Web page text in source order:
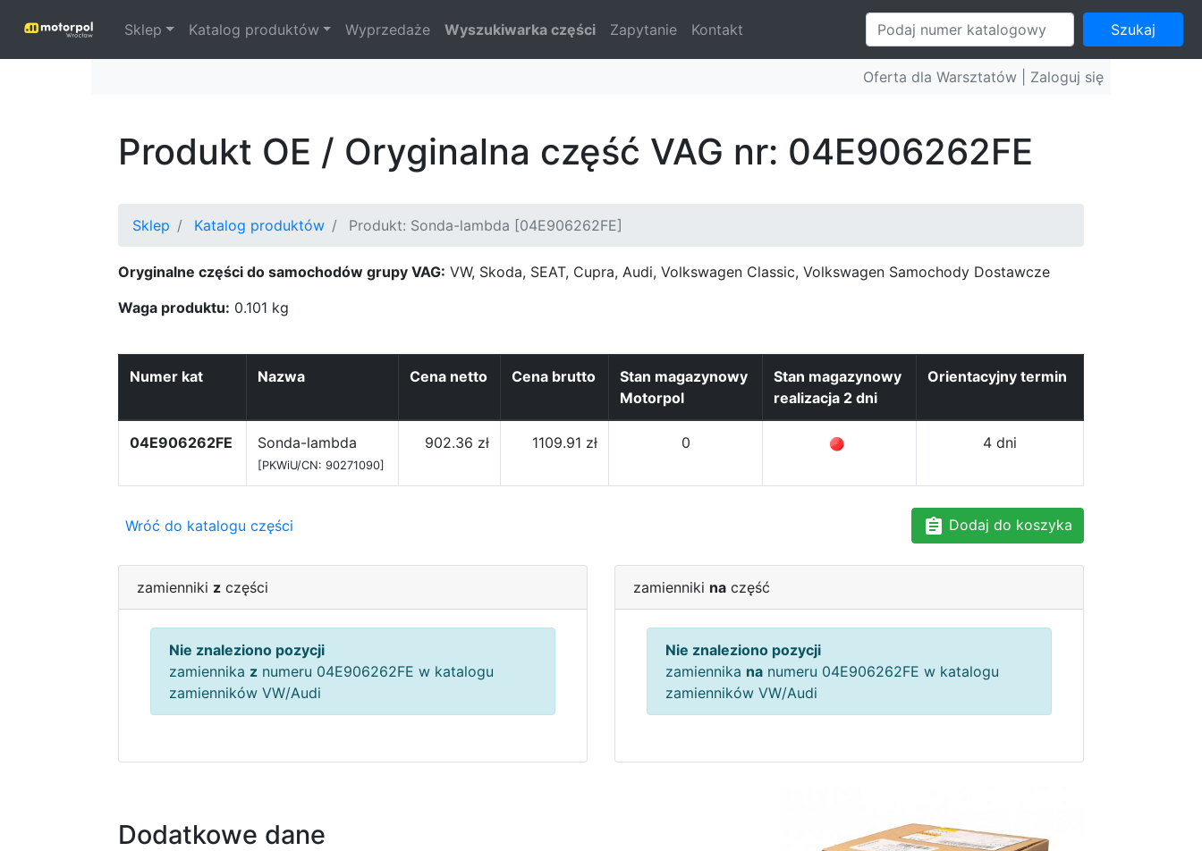
Sklep Katalog produktów Wyprzedaże Wyszukiwarka części Zapytanie Kontakt Szukaj
Oferta dla Warsztatów | Zaloguj się
Produkt OE / Oryginalna część VAG nr: 04E906262FE
Sklep Katalog produktów Produkt: Sonda-lambda [04E906262FE]
Oryginalne części do samochodów grupy VAG: VW, Skoda, SEAT, Cupra, Audi, Volkswagen Classic, Volkswagen Samochody Dostawcze
Waga produktu: 0.101 kg
Numer kat Nazwa Cena netto Cena brutto
Stan magazynowy
Motorpol
Stan magazynowy
realizacja 2 dni
Orientacyjny termin
04E906262FE Sonda-lambda
[PKWiU/CN: 90271090]
902.36 zł 1109.91 zł 0 4 dni
Wróć do katalogu części Dodaj do koszyka
zamienniki z części
Nie znaleziono pozycji
zamiennika z numeru 04E906262FE w katalogu
zamienników VW/Audi
zamienniki na część
Nie znaleziono pozycji
zamiennika na numeru 04E906262FE w katalogu
zamienników VW/Audi
Dodatkowe dane